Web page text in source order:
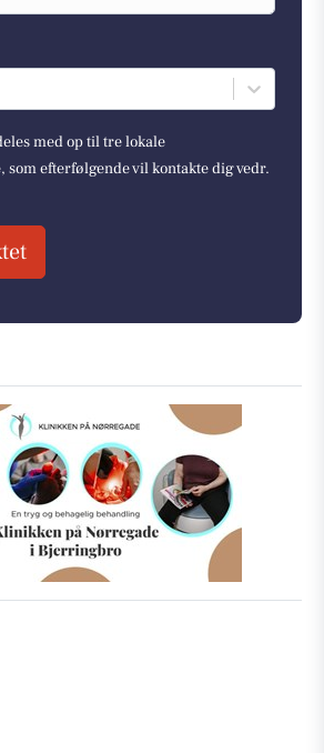
med op til tre lokale
efterfølgende vil kontakte dig vedr.